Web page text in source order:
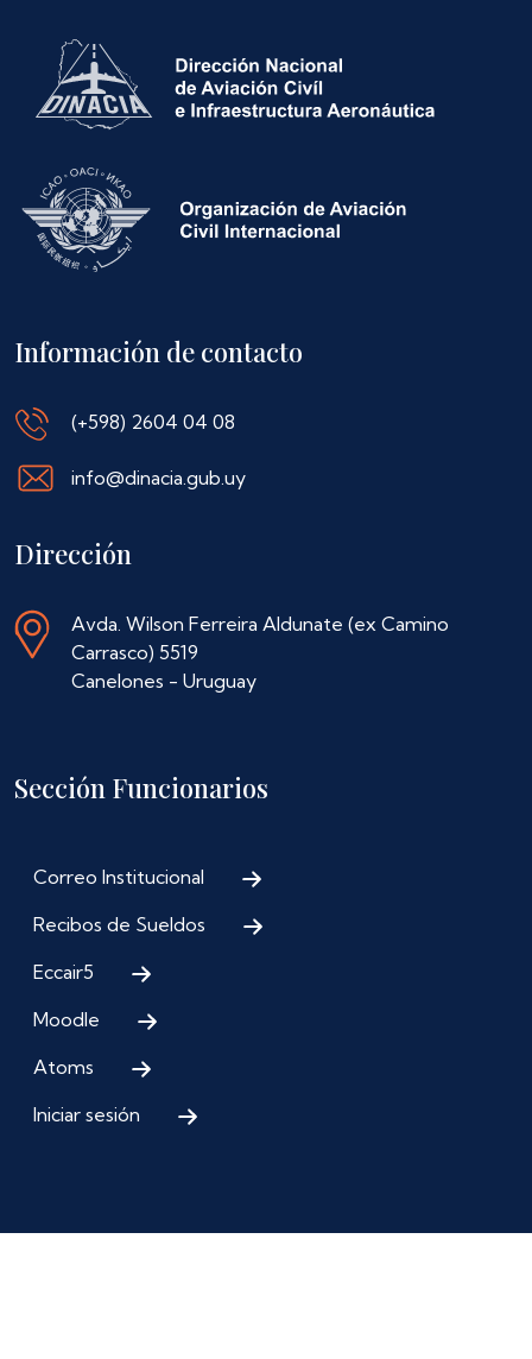
Información de contacto
(+598) 2604 04 08
info@dinacia.gub.uy
Dirección
Avda. Wilson Ferreira Aldunate (ex Camino
Carrasco) 5519
Canelones - Uruguay
Sección Funcionarios
Correo Institucional
Recibos de Sueldos
Eccair5
Moodle
Atoms
Iniciar sesión